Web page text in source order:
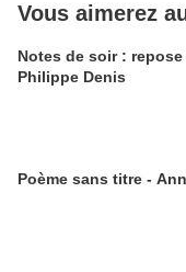
Vous aimerez
Notes de soir :
Philippe Denis
Poème sans titre -